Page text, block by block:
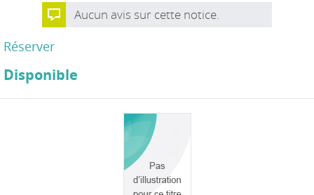
Aucun avis sur cette notice.
Réserver
Disponible